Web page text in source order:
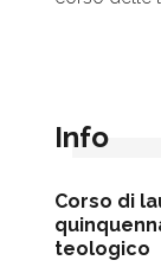
Info
Corso di
teologico